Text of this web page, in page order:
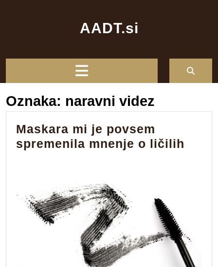
AADT.si
Oznaka: naravni videz
Maskara mi je povsem
spremenila mnenje o ličilih
o
ličilih